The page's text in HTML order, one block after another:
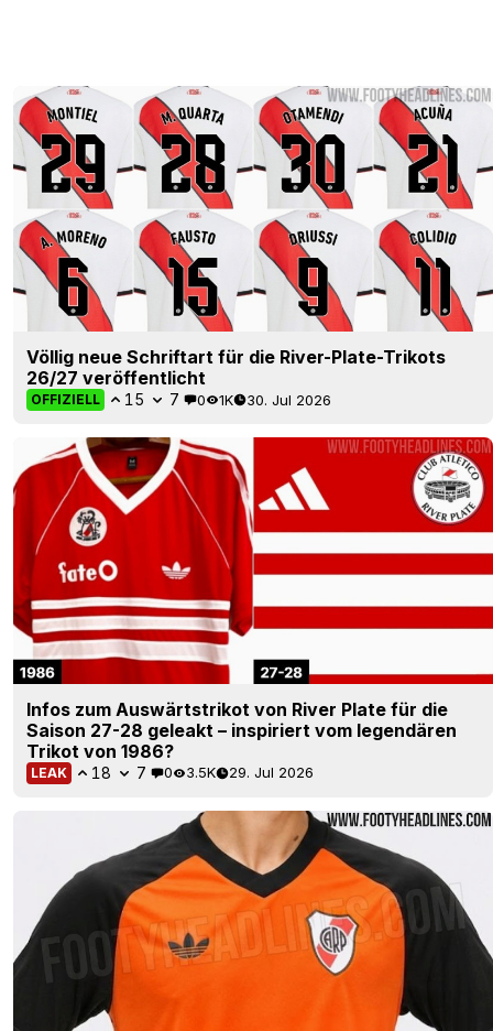
Völlig neue Schriftart für die River-Plate-Trikots
26/27 veröffentlicht
OFFIZIELL 15 7 0 1K 30. Jul 2026
Infos zum Auswärtstrikot von River Plate für die
Saison 27-28 geleakt – inspiriert vom legendären
Trikot von 1986?
LEAK 18 7 0 3.5K 29. Jul 2026